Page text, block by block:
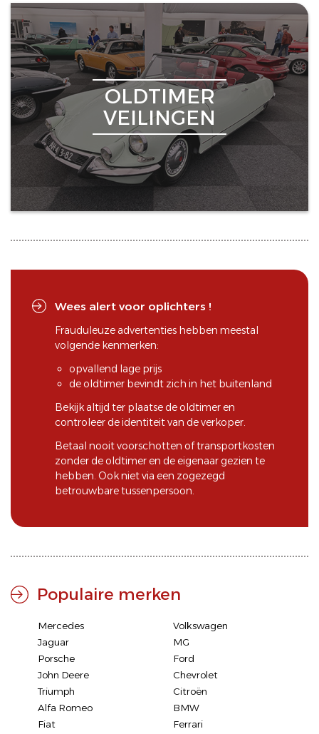
OLDTIMER
VEILINGEN
Wees alert voor oplichters !
Frauduleuze advertenties hebben meestal
volgende kenmerken:
opvallend lage prijs
de oldtimer bevindt zich in het buitenland
Bekijk altijd ter plaatse de oldtimer en
controleer de identiteit van de verkoper.
Betaal nooit voorschotten of transportkosten
zonder de oldtimer en de eigenaar gezien te
hebben. Ook niet via een zogezegd
betrouwbare tussenpersoon.
Populaire merken
Mercedes
Volkswagen
Jaguar
MG
Porsche
Ford
John Deere
Chevrolet
Triumph
Citroën
Alfa Romeo
BMW
Fiat
Ferrari